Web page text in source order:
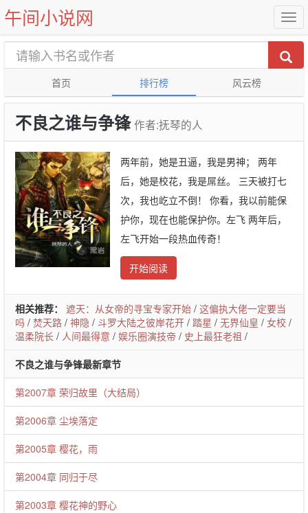
午间小说网
首页 排行榜 风云榜
不良之谁与争锋 作者:抚琴的人
两年前，她是丑逼，我是男神； 两年
后，她是校花，我是屌丝。 三天被打七
次，我也屹立不倒！ 你看，我以前能保
护你，现在也能保护你。左飞 两年后，
左飞开始一段热血传奇！
开始阅读
相关推荐： 遮天：从女帝的寻宝专家开始 / 这偏执大佬一定要当
吗 / 焚天路 / 神隐 / 斗罗大陆之彼岸花开 / 踏星 / 无界仙皇 / 女校 /
温柔院长 / 人间最得意 / 娱乐圈演技帝 / 史上最狂老祖 /
不良之谁与争锋最新章节
第2007章 荣归故里（大结局）
第2006章 尘埃落定
第2005章 樱花，雨
第2004章 同归于尽
第2003章 樱花神的野心